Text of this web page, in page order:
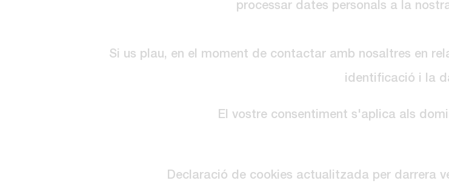
processar dates personals a la
Si us plau, en el moment de contactar amb nosaltres en
identificació i la
El vostre consentiment s'aplica als
Declaració de cookies actualitzada per darrera